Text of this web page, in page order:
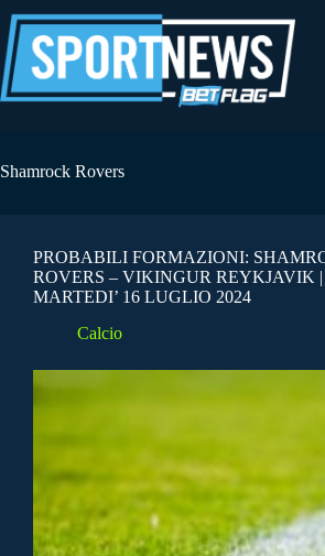
al
contenuto
Shamrock Rovers
PROBABILI FORMAZIONI:
ROVERS – VIKINGUR REYKJAVIK |
MARTEDI’ 16 LUGLIO 2024
Calcio